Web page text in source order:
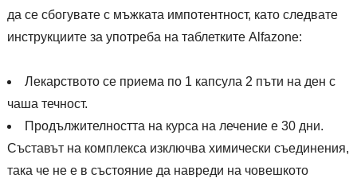
да се сбогувате с мъжката импотентност, като следвате
инструкциите за употреба на таблетките Alfazone:
Лекарството се приема по 1 капсула 2 пъти на ден с
чаша течност.
Продължителността на курса на лечение е 30 дни.
Съставът на комплекса изключва химически съединения,
така че не е в състояние да навреди на човешкото